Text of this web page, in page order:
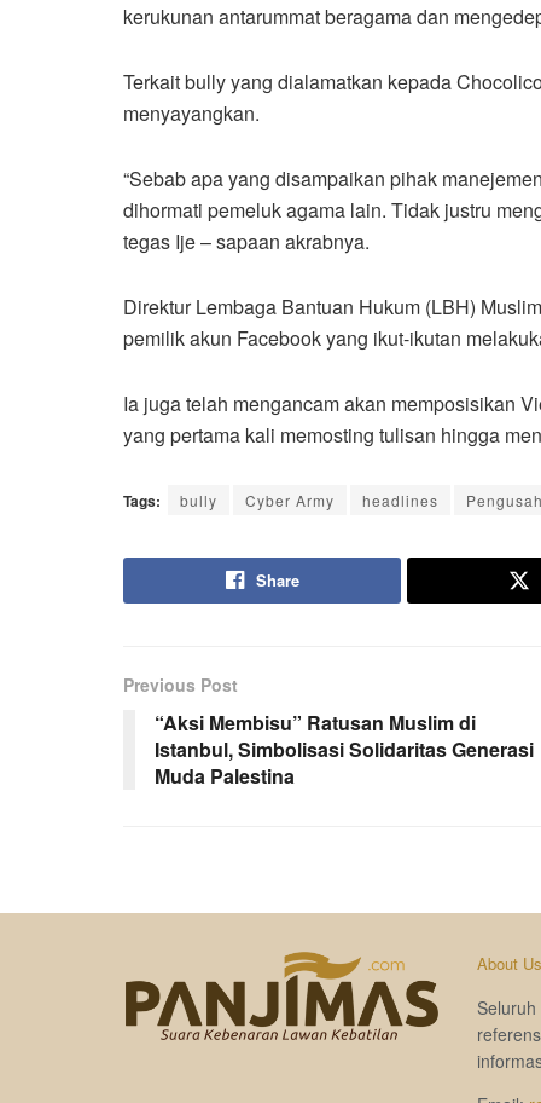
kerukunan antarummat beragama dan
Terkait bully yang dialamatkan kepada
menyayangkan.
“Sebab apa yang disampaikan pihak
dihormati pemeluk agama lain. Tidak justru
tegas Ije – sapaan akrabnya.
Direktur Lembaga Bantuan Hukum (LBH)
pemilik akun Facebook yang ikut-ikutan
Ia juga telah mengancam akan memposisikan
yang pertama kali memosting tulisan hingga
Tags: bully Cyber Army headlines
Share
Previous Post
“Aksi Membisu” Ratusan Muslim di
Istanbul, Simbolisasi Solidaritas Generasi
Muda Palestina
About Us